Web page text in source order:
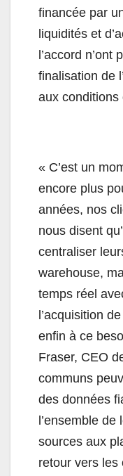
financée par
liquidités et
l’accord
finalisation de
aux conditions
« C’est un
encore plus
années, nos
nous disent
centraliser
warehouse,
temps réel
l’acquisition
enfin à ce
Fraser, CEO
communs
des données
l’ensemble
sources aux
retour vers